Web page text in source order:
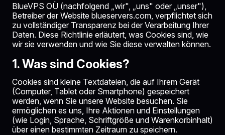
BlueVPS OÜ (nachfolgend „wir", „uns" oder „unser"),
Betreiber der Website blueservers.com, verpflichtet sich
zu vollständiger Transparenz bei der Verarbeitung Ihrer
Daten. Diese Richtlinie erläutert, was Cookies sind, wie
wir sie verwenden und wie Sie diese verwalten können.
1. Was sind Cookies?
Cookies sind kleine Textdateien, die auf Ihrem Gerät
(Computer, Tablet oder Smartphone) gespeichert
werden, wenn Sie unsere Website besuchen. Sie
ermöglichen es uns, Ihre Aktionen und Einstellungen
(wie Login, Sprache, Schriftgröße und Warenkorbinhalt)
über einen bestimmten Zeitraum zu speichern.